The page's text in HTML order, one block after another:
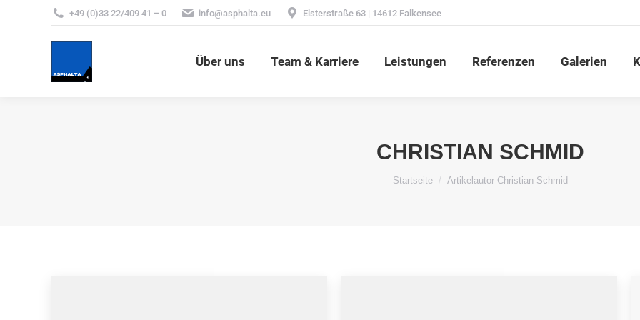
+49 (0)33 22/409 41 – 0 info@asphalta.eu Elsterstraße 63 | 14612 Falkensee
Über uns Team & Karriere Leistungen Referenzen Galerien
CHRISTIAN SCHMID
Du bist hier:
Startseite Artikelautor Christian Schmid
Über uns Team & Karriere Leistungen Referenzen Galerien